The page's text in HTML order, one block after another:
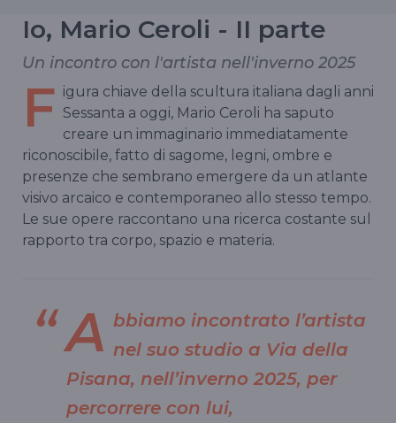
Io, Mario Ceroli - II parte
Un incontro con l'artista nell'inverno 2025
F igura chiave della scultura italiana dagli anni
Sessanta a oggi, Mario Ceroli ha saputo
creare un immaginario immediatamente
riconoscibile, fatto di sagome, legni, ombre e
presenze che sembrano emergere da un atlante
visivo arcaico e contemporaneo allo stesso tempo.
Le sue opere raccontano una ricerca costante sul
rapporto tra corpo, spazio e materia.
A bbiamo incontrato l’artista
nel suo studio a Via della
Pisana, nell’inverno 2025, per
percorrere con lui,